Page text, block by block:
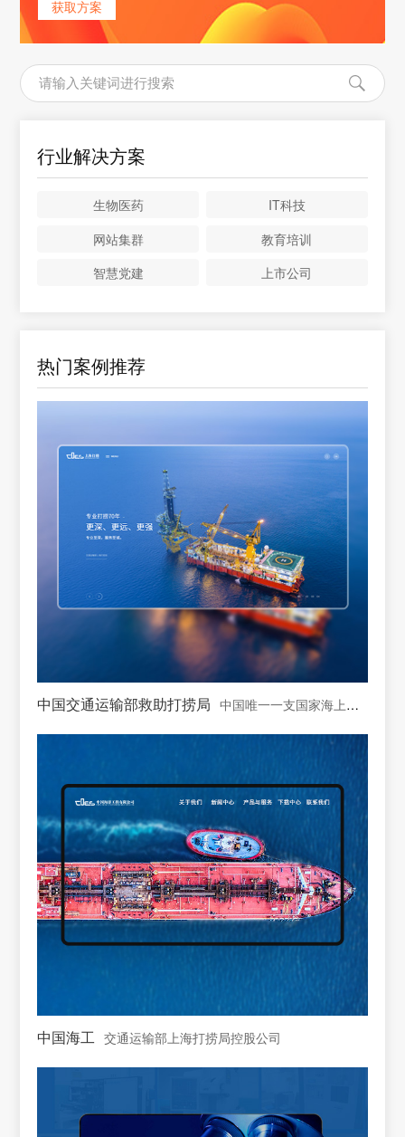
获取方案
行业解决方案
生物医药
IT科技
网站集群
教育培训
智慧党建
上市公司
热门案例推荐
中国交通运输部救助打捞局 中国唯一一支国家海上专业救助打捞力量
中国海工 交通运输部上海打捞局控股公司